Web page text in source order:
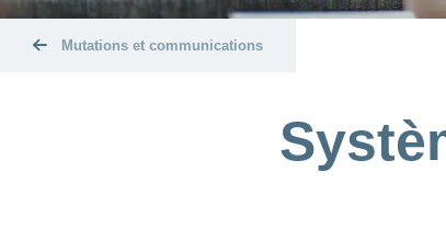
Mutations et communications